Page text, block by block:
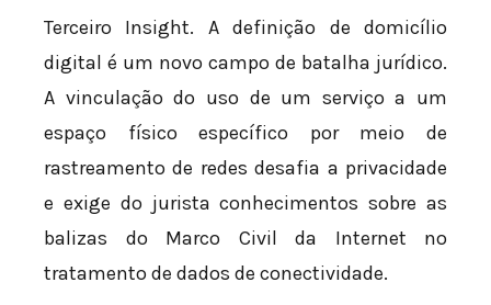
Terceiro Insight. A definição de domicílio
digital é um novo campo de batalha jurídico.
A vinculação do uso de um serviço a um
espaço físico específico por meio de
rastreamento de redes desafia a privacidade
e exige do jurista conhecimentos sobre as
balizas do Marco Civil da Internet no
tratamento de dados de conectividade.